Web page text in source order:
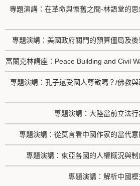
專題演講：在革命與懷舊之間-林語堂的
專題演講：美國政府關門的預算僵局及後
富蘭克林講座：Peace Building and Civil
專題演講：孔子還受國人尊敬嗎？/佛教
專題演講：大陸當前立法行
專題演講：從莫言看中國作家的當代意
專題演講：東亞各國的人權概況與制
專題演講：解析中國模